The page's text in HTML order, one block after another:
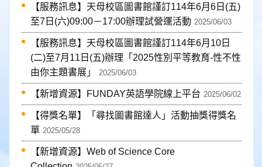
【服務訊息】天母校區圖書館謹訂114年6月6日(五)
至7日(六)09:00－17:00辦理試營運活動 2025/06/03
【服務訊息】天母校區圖書館謹訂114年6月10日
(二)至7月11日(五)辦理「2025性別平等教育-性不性
由你主題書展」
2025/06/03
【新增資源】FUNDAY英語學院線上平台 2025/06/02
【得獎名單】「尋找圖書館達人」活動抽獎得獎名
單 2025/05/28
【新增資源】Web of Science Core